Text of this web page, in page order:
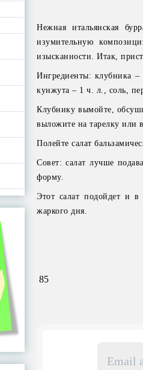
Нежная итальянская
изумительную
изысканности. Итак,
Ингредиенты: клубника
кунжута – 1 ч. л., соль,
Клубнику вымойте,
выложите на тарелку или
Полейте салат
Совет: салат лучше
форму.
Этот салат подойдет и в
жаркого дня.
85
адрес